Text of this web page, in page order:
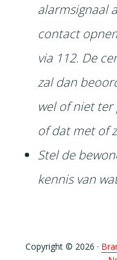
alarmsignaal
contact
via 112. De
zal dan
wel of niet
of dat met of
Stel de
kennis van
Copyright © 2026 ·